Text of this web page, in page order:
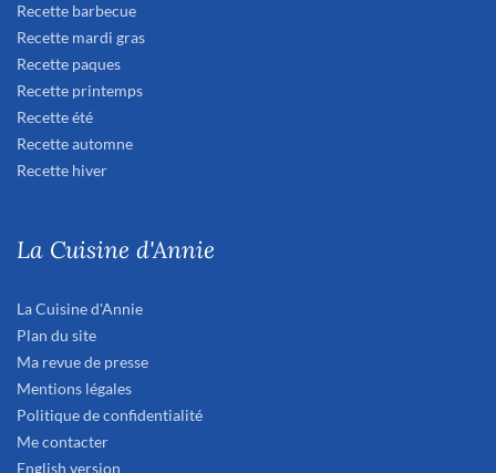
Recette barbecue
Recette mardi gras
Recette paques
Recette printemps
Recette été
Recette automne
Recette hiver
La Cuisine d'Annie
La Cuisine d'Annie
Plan du site
Ma revue de presse
Mentions légales
Politique de confidentialité
Me contacter
English version